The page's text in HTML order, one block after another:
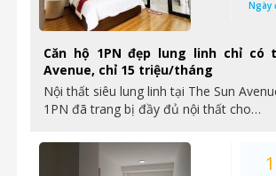
Căn hộ 1PN đẹp lung linh chỉ có
Avenue, chỉ 15 triệu/tháng
Nội thất siêu lung linh tại The Sun
1PN đã trang bị đầy đủ nội thất cho…
Ngày